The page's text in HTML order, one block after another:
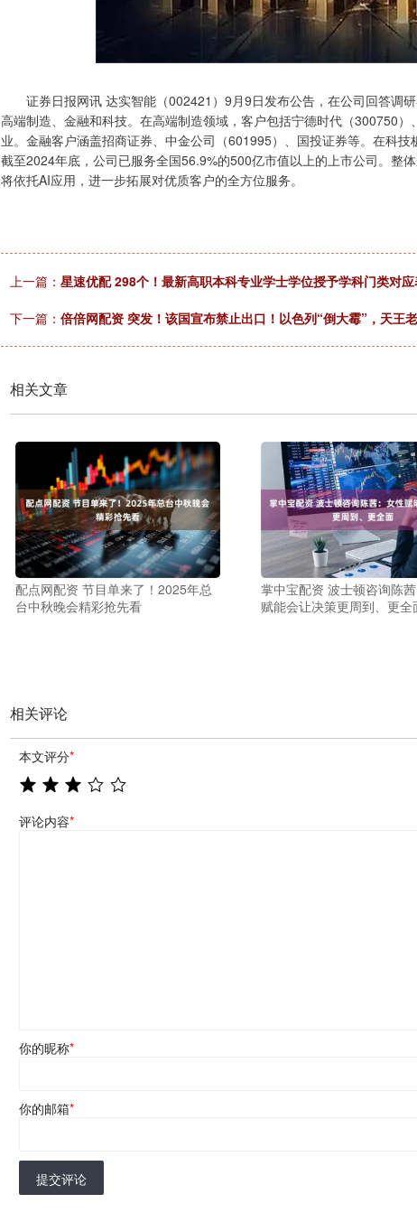
证券日报网讯 达实智能（002421）9月9日发布公告，在公司回答调研
高端制造、金融和科技。在高端制造领域，客户包括宁德时代（300750
业。金融客户涵盖招商证券、中金公司（601995）、国投证券等。在科技
截至2024年底，公司已服务全国56.9%的500亿市值以上的上市公司。整
将依托AI应用，进一步拓展对优质客户的全方位服务。
上一篇： 星速优配 298个！最新高职本科专业学士学位授予学科门类对应
下一篇： 倍倍网配资 突发！该国宣布禁止出口！以色列“倒大霉”，天王
相关文章
配点网配资 节目单来了！2025年总
台中秋晚会精彩抢先看
掌中宝配资 波士顿咨询陈
赋能会让决策更周到、更全
相关评论
本文评分*
评论内容*
你的昵称*
你的邮箱*
提交评论